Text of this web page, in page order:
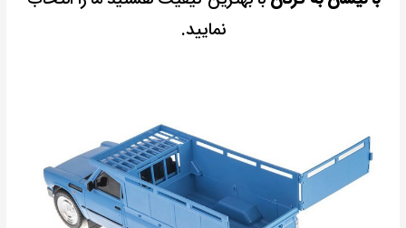
نمایید.